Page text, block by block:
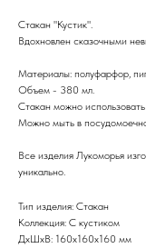
Стакан "Кустик".
Вдохновлен сказочными
Материалы: полуфарфор,
Объем - 380 мл.
Стакан можно
Можно мыть в
Все изделия Лукоморья
уникально.
Тип изделия: Стакан
Коллекция: С кустиком
ДxШxВ: 160x160x160 мм